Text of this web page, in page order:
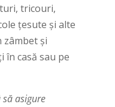
tricouri,
țesute și alte
zâmbet și
în casă sau pe
asigure